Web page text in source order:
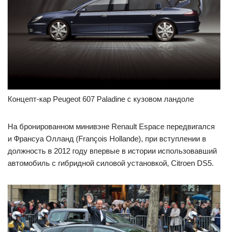
Концепт-кар Peugeot 607 Paladine с кузовом ландоле
На бронированном минивэне Renault Espace передвигался
и Франсуа Олланд (François Hollande), при вступлении в
должность в 2012 году впервые в истории использовавший
автомобиль с гибридной силовой установкой, Citroen DS5.